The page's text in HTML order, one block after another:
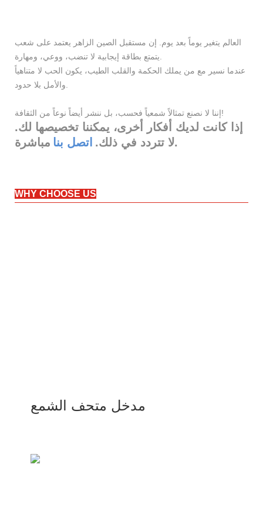
العالم يتغير يوماً بعد يوم. إن مستقبل الصين الزاهر يعتمد على شعب
عندما نسير مع من يملك الحكمة والقلب الطيب، يكون الحب لا متناهياً
إننا لا نصنع تمثالاً شمعياً فحسب، بل ننشر أيضاً نوعاً من الثقافة!
إذا كانت لديك أفكار أخرى، يمكننا تخصيصها لك.
لا تتردد في ذلك. اتصل بنا مباشرة.
WHY CHOOSE US
مدخل متحف الشمع